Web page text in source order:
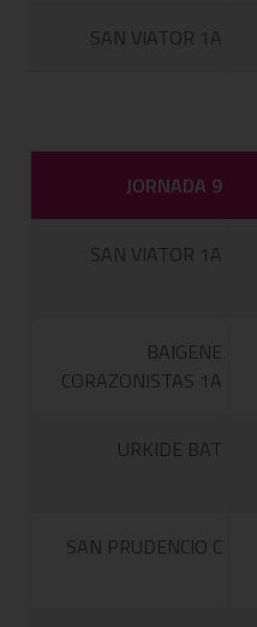
SAN VIATOR 1A
JORNADA 9
SAN VIATOR 1A
BAIGENE
CORAZONISTAS 1A
URKIDE BAT
SAN PRUDENCIO C